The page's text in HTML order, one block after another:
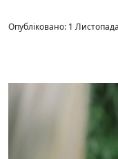
Опубліковано: 1